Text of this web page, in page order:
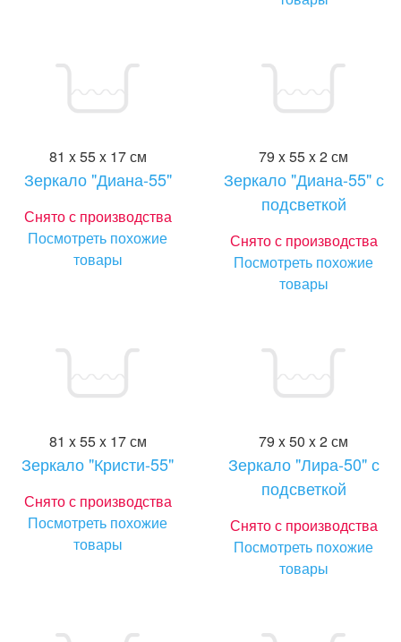
81 x 55 x 17 см
Зеркало "Диана-55"
Снято с производства
Посмотреть похожие
товары
79 x 55 x 2 см
Зеркало "Диана-55" с
подсветкой
Снято с производства
Посмотреть похожие
товары
81 x 55 x 17 см
Зеркало "Кристи-55"
Снято с производства
Посмотреть похожие
товары
79 x 50 x 2 см
Зеркало "Лира-50" с
подсветкой
Снято с производства
Посмотреть похожие
товары